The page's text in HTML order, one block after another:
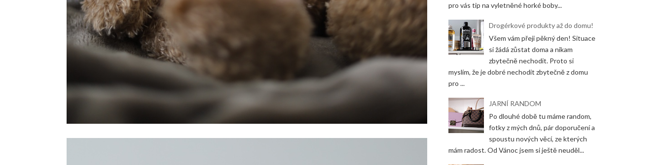
pro vás tip na vyletněné horké boby...
Drogérkové produkty až do domu!
Všem vám přeji pěkný den! Situace
si žádá zůstat doma a nikam
zbytečně nechodit. Proto si
myslím, že je dobré nechodit zbytečně z domu
pro ...
JARNÍ RANDOM
Po dlouhé době tu máme random,
fotky z mých dnů, pár doporučení a
spoustu nových věcí, ze kterých
mám radost. Od Vánoc jsem si ještě neuděl...